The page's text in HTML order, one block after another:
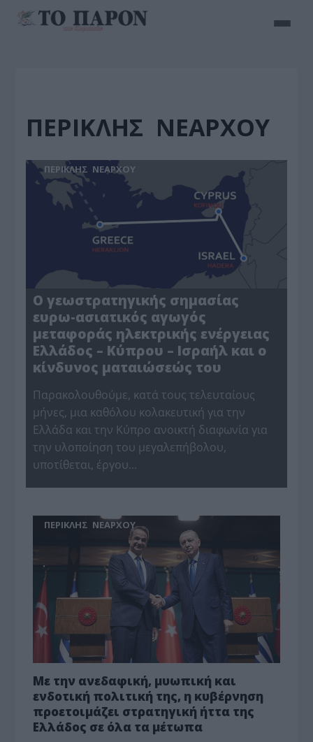
ΠΕΡΙΚΛΗΣ ΝΕΑΡΧΟΥ
ΠΕΡΙΚΛΗΣ ΝΕΑΡΧΟΥ
Ο γεωστρατηγικής σημασίας
ευρω-ασιατικός αγωγός
μεταφοράς ηλεκτρικής ενέργειας
Ελλάδος – Κύπρου – Ισραήλ και ο
κίνδυνος ματαιώσεώς του
Παρακολουθούμε, κατά τους τελευταίους
μήνες, μια καθόλου κολακευτική για την
Ελλάδα και την Κύπρο ανοικτή διαφωνία για
την υλοποίηση του μεγαλεπήβολου,
υποτίθεται, έργου...
ΠΕΡΙΚΛΗΣ ΝΕΑΡΧΟΥ
Με την ανεδαφική, μυωπική και
ενδοτική πολιτική της, η κυβέρνηση
προετοιμάζει στρατηγική ήττα της
Ελλάδος σε όλα τα μέτωπα